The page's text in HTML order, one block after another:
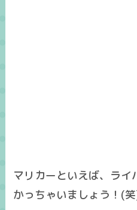
マリカーといえば、ライ
かっちゃいましょう！(